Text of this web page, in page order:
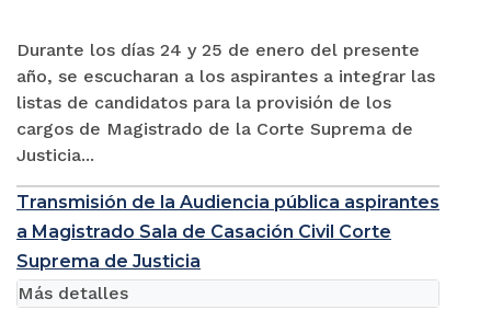
Durante los días 24 y 25 de enero del presente
año, se escucharan a los aspirantes a integrar las
listas de candidatos para la provisión de los
cargos de Magistrado de la Corte Suprema de
Justicia...
Transmisión de la Audiencia pública aspirantes
a Magistrado Sala de Casación Civil Corte
Suprema de Justicia
Más detalles